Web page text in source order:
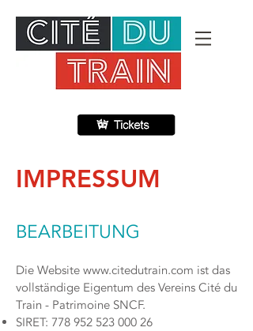
IMPRESSUM
BEARBEITUNG
Die Website www.citedutrain.com ist das
vollständige Eigentum des Vereins Cité du
Train - Patrimoine SNCF.
SIRET: 778 952 523 000 26